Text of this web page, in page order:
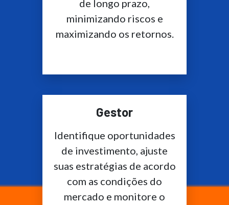
de longo prazo,
minimizando riscos e
maximizando os retornos.
Gestor
Identifique oportunidades
de investimento, ajuste
suas estratégias de acordo
com as condições do
mercado e monitore o